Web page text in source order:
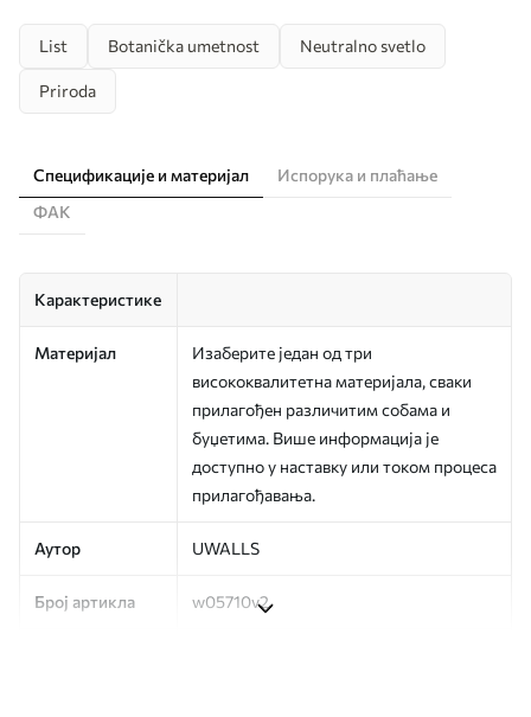
List Botanička umetnost Neutralno svetlo
Priroda
Спецификације и материјал
Испорука и плаћање
ФАК
Карактеристике
Материјал
Изаберите један од три
висококвалитетна материјала, сваки
прилагођен различитим собама и
буџетима. Више информација је
доступно у наставку или током процеса
прилагођавања.
Аутор UWALLS
Број артикла w05710v2